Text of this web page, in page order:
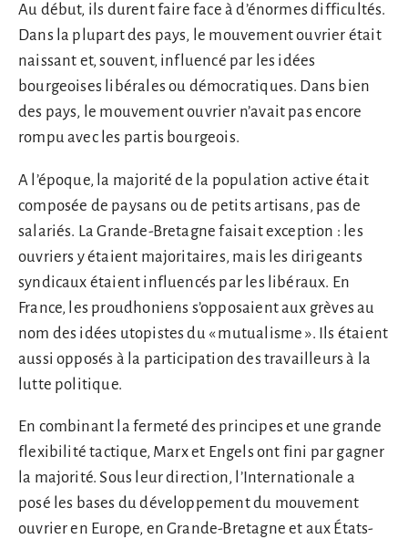
Au début, ils durent faire face à d’énormes difficultés.
Dans la plupart des pays, le mouvement ouvrier était
naissant et, souvent, influencé par les idées
bourgeoises libérales ou démocratiques. Dans bien
des pays, le mouvement ouvrier n’avait pas encore
rompu avec les partis bourgeois.
A l’époque, la majorité de la population active était
composée de paysans ou de petits artisans, pas de
salariés. La Grande-Bretagne faisait exception : les
ouvriers y étaient majoritaires, mais les dirigeants
syndicaux étaient influencés par les libéraux. En
France, les proudhoniens s’opposaient aux grèves au
nom des idées utopistes du « mutualisme ». Ils étaient
aussi opposés à la participation des travailleurs à la
lutte politique.
En combinant la fermeté des principes et une grande
flexibilité tactique, Marx et Engels ont fini par gagner
la majorité. Sous leur direction, l’Internationale a
posé les bases du développement du mouvement
ouvrier en Europe, en Grande-Bretagne et aux États-